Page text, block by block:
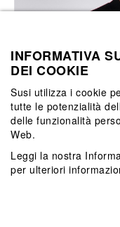
INFORMATIVA
DEI COOKIE
Susi utilizza i cookie
tutte le potenzialità
delle funzionalità
Web.
Leggi la nostra
per ulteriori